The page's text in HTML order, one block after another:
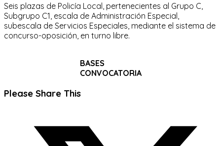
Seis plazas de Policía Local, pertenecientes al Grupo C,
Subgrupo C1, escala de Administración Especial,
subescala de Servicios Especiales, mediante el sistema de
concurso-oposición, en turno libre.
BASES
CONVOCATORIA
Please Share ThisCompartir